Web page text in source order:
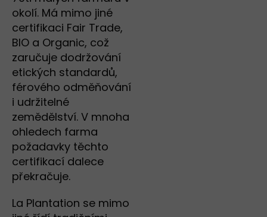
okolí. Má mimo jiné
certifikaci Fair Trade,
BIO a Organic, což
zaručuje dodržování
etických standardů,
férového odměňování
i udržitelné
zemědělství. V mnoha
ohledech farma
požadavky těchto
certifikací dalece
překračuje.
La Plantation se mimo